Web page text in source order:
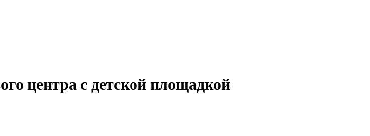
центра с детской площадкой